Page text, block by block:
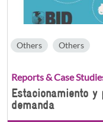
Others Others
Reports & Case
Estacionamiento
demanda